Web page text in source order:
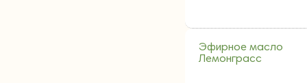
Эфирное масло
Лемонграсс